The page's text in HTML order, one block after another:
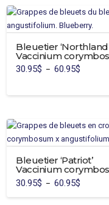
a
plusieurs
variations.
Les
options
peuvent
la
page
produit
Bleuetier
Vaccinium
30.95$ – 60.95$
à
a
plusieurs
variations.
Les
options
peuvent
être
Bleuetier ‘Patriot’
Vaccinium
30.95$ – 60.95$
prix :